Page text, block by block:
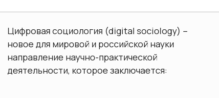
Структура
Нормативные документы
Партнеры ВШССН
Центральная приемная комиссия
Поступление иностранных граждан (外国用户入口)
Перевод и восстановление
Программа подготовки Аспирантура
Итоговая государственная аттестация
испытаний для лиц с ограниченными
Сведения об адаптации ОПОП ВО для обучения
лиц с ограниченными возможностями здоровья
Международная научная конференция
Социологическая школа ВШССН МГУ имени М. В.
Ломоносова
Поощрения и награды Московского
Мероприятия, проводимые на факультете ВШССН
Общежитие
Лучшие выпускники
Порядок перехода на бюджетную форму
обучения
Цифровая социология (digital sociology) –
новое для мировой и российской науки
направление научно-практической
деятельности, которое заключается: